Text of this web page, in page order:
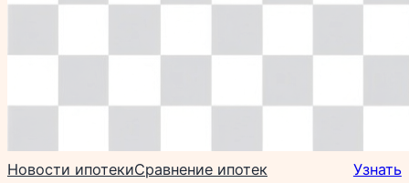
Новости ипотекиСравнение ипотек
Узнать